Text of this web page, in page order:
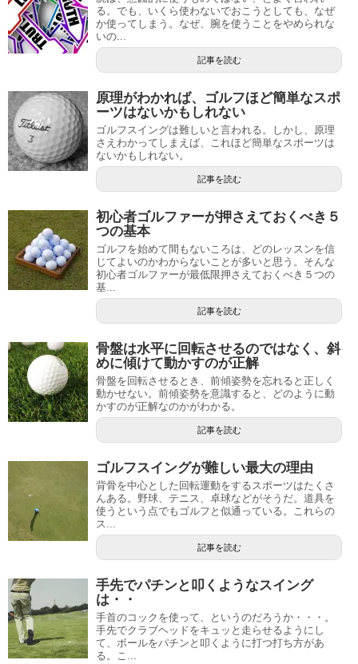
る。でも、いくら使わないでおこうとしても、なぜ
か使ってしまう。なぜ、腕を使うことをやめられな
いの...
記事を読む
原理がわかれば、ゴルフほど簡単なスポ
ーツはないかもしれない
ゴルフスイングは難しいと言われる。しかし、原理
さえわかってしまえば、これほど簡単なスポーツは
ないかもしれない。
記事を読む
初心者ゴルファーが押さえておくべき５
つの基本
ゴルフを始めて間もないころは、どのレッスンを信
じてよいのかわからないことが多いと思う。そんな
初心者ゴルファーが最低限押さえておくべき５つの
基...
記事を読む
骨盤は水平に回転させるのではなく、斜
めに傾けて動かすのが正解
骨盤を回転させるとき、前傾姿勢を忘れると正しく
動かせない。前傾姿勢を意識すると、どのように動
かすのが正解なのかがわかる。
記事を読む
ゴルフスイングが難しい最大の理由
背骨を中心とした回転運動をするスポーツはたくさ
んある。野球、テニス、卓球などがそうだ。道具を
使うという点でもゴルフと似通っている。これらの
ス...
記事を読む
手先でパチンと叩くようなスイング
は・・
手首のコックを使って、というのだろうか・・・。
手先でクラブヘッドをキュッと走らせるようにし
て、ボールをパチンと叩くように打つ打ち方があ
る。こ...